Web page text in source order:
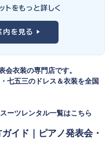
ぶ
子様の体にきちんと合ったサ
を買って長く着せたい」という
なら、その時のジャストサイ
ト。胸囲・身丈の正しい測り
インを選ぶ
らは意外と色味が飛んで見え
タイルは合唱・アンサンブル向
めです。詳しくは
トをもっと詳しく
内を見る ▶
衣装の専門店です。
七五三のドレス＆衣装を全国
ーツレンタル一覧はこちら
イド｜ピアノ発表会・